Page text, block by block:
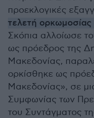
προεκλογικές
τελετή ορκωμοσίας
Σκόπια αλλοίωσε
ως πρόεδρος της
Μακεδονίας,
ορκίσθηκε ως
Μακεδονίας», σε
Συμφωνίας των
του Συντάγματος